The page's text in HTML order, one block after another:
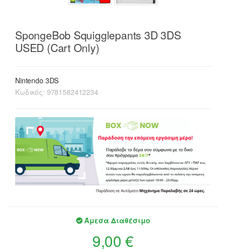
SpongeBob Squigglepants 3D 3DS
USED (Cart Only)
Nintendo 3DS
Κωδικός: 9781582412234
Άμεσα Διαθέσιμο
9,00 €